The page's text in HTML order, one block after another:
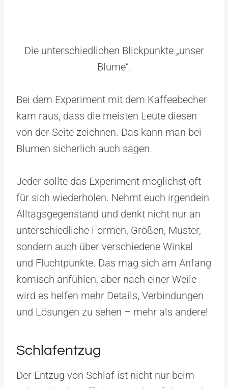
Die unterschiedlichen Blickpunkte „unser
Blume“.
Bei dem Experiment mit dem Kaffeebecher
kam raus, dass die meisten Leute diesen
von der Seite zeichnen. Das kann man bei
Blumen sicherlich auch sagen.
Jeder sollte das Experiment möglichst oft
für sich wiederholen. Nehmt euch irgendein
Alltagsgegenstand und denkt nicht nur an
unterschiedliche Formen, Größen, Muster,
sondern auch über verschiedene Winkel
und Fluchtpunkte. Das mag sich am Anfang
komisch anfühlen, aber nach einer Weile
wird es helfen mehr Details, Verbindungen
und Lösungen zu sehen – mehr als andere!
Schlafentzug
Der Entzug von Schlaf ist nicht nur beim